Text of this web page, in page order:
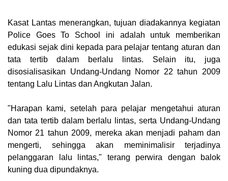
Kasat Lantas menerangkan, tujuan diadakannya kegiatan
Police Goes To School ini adalah untuk memberikan
edukasi sejak dini kepada para pelajar tentang aturan dan
tata tertib dalam berlalu lintas. Selain itu, juga
disosialisasikan Undang-Undang Nomor 22 tahun 2009
tentang Lalu Lintas dan Angkutan Jalan.
"Harapan kami, setelah para pelajar mengetahui aturan
dan tata tertib dalam berlalu lintas, serta Undang-Undang
Nomor 21 tahun 2009, mereka akan menjadi paham dan
mengerti, sehingga akan meminimalisir terjadinya
pelanggaran lalu lintas," terang perwira dengan balok
kuning dua dipundaknya.